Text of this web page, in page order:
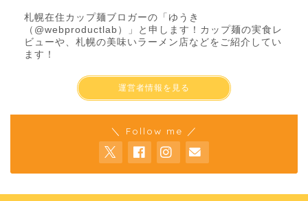
札幌在住カップ麺ブロガーの「ゆうき
（ @webproductlab ）」と申します！カップ麺の実食レ
ビューや、札幌の美味いラーメン店などをご紹介してい
ます！
運営者情報を見る
＼ Follow me ／